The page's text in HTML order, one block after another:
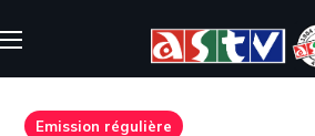
Emission régulière